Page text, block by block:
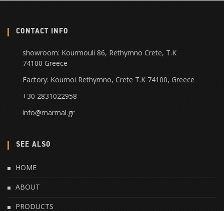
CONTACT INFO
showroom: Kourmouli 86, Rethymno Crete, Τ.Κ
74100 Greece
Factory: Koumoi Rethymno, Crete Τ.Κ 74100, Greece
+30 2831022958
info@marmal.gr
SEE ALSO
HOME
ABOUT
PRODUCTS